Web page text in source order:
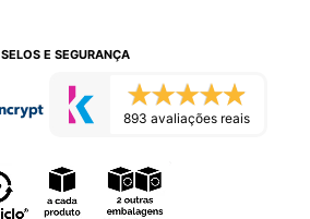
SELOS E SEGURANÇA
893 avaliações reais